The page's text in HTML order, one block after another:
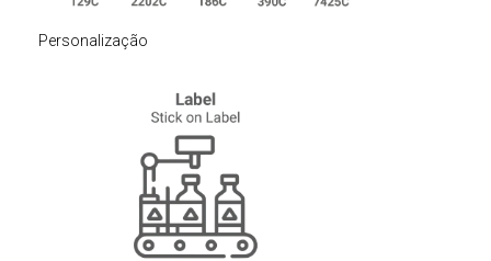
Personalização